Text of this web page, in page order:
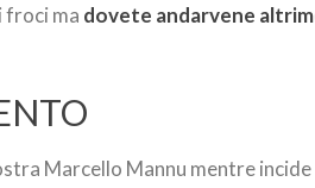
froci ma dovete andarvene
Marcello Mannu mentre incide